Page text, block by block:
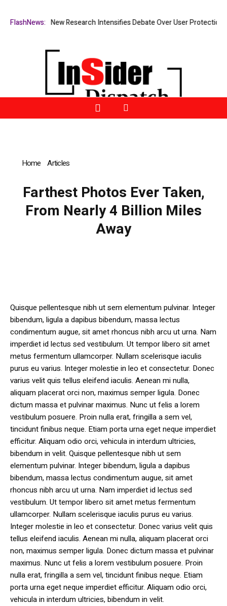
FlashNews:
What Cost? New Research Intensifies Debate Over User Protection
Home »Articles
Farthest Photos Ever Taken,
From Nearly 4 Billion Miles
Away
Quisque pellentesque nibh ut sem elementum pulvinar. Integer
bibendum, ligula a dapibus bibendum, massa lectus
condimentum augue, sit amet rhoncus nibh arcu ut urna. Nam
imperdiet id lectus sed vestibulum. Ut tempor libero sit amet
metus fermentum ullamcorper. Nullam scelerisque iaculis
purus eu varius. Integer molestie in leo et consectetur. Donec
varius velit quis tellus eleifend iaculis. Aenean mi nulla,
aliquam placerat orci non, maximus semper ligula. Donec
dictum massa et pulvinar maximus. Nunc ut felis a lorem
vestibulum posuere. Proin nulla erat, fringilla a sem vel,
tincidunt finibus neque. Etiam porta urna eget neque imperdiet
efficitur. Aliquam odio orci, vehicula in interdum ultricies,
bibendum in velit. Quisque pellentesque nibh ut sem
elementum pulvinar. Integer bibendum, ligula a dapibus
bibendum, massa lectus condimentum augue, sit amet
rhoncus nibh arcu ut urna. Nam imperdiet id lectus sed
vestibulum. Ut tempor libero sit amet metus fermentum
ullamcorper. Nullam scelerisque iaculis purus eu varius.
Integer molestie in leo et consectetur. Donec varius velit quis
tellus eleifend iaculis. Aenean mi nulla, aliquam placerat orci
non, maximus semper ligula. Donec dictum massa et pulvinar
maximus. Nunc ut felis a lorem vestibulum posuere. Proin
nulla erat, fringilla a sem vel, tincidunt finibus neque. Etiam
porta urna eget neque imperdiet efficitur. Aliquam odio orci,
vehicula in interdum ultricies, bibendum in velit.